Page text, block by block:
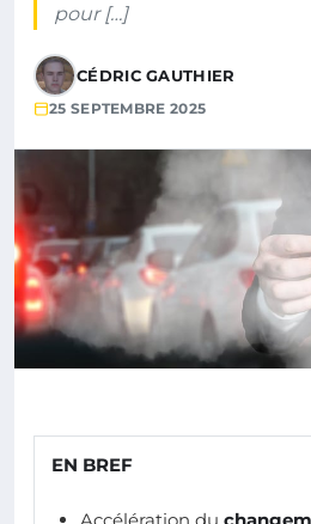
pour […]
CÉDRIC GAUTHIER
25 SEPTEMBRE 2025
EN BREF